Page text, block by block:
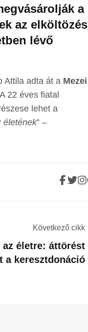
a
az elköltözés
lévő
Attila adta át a Mezei
22 éves fiatal
lehet a
életének” –
Következő cikk
az életre: áttörést
a keresztdonáció